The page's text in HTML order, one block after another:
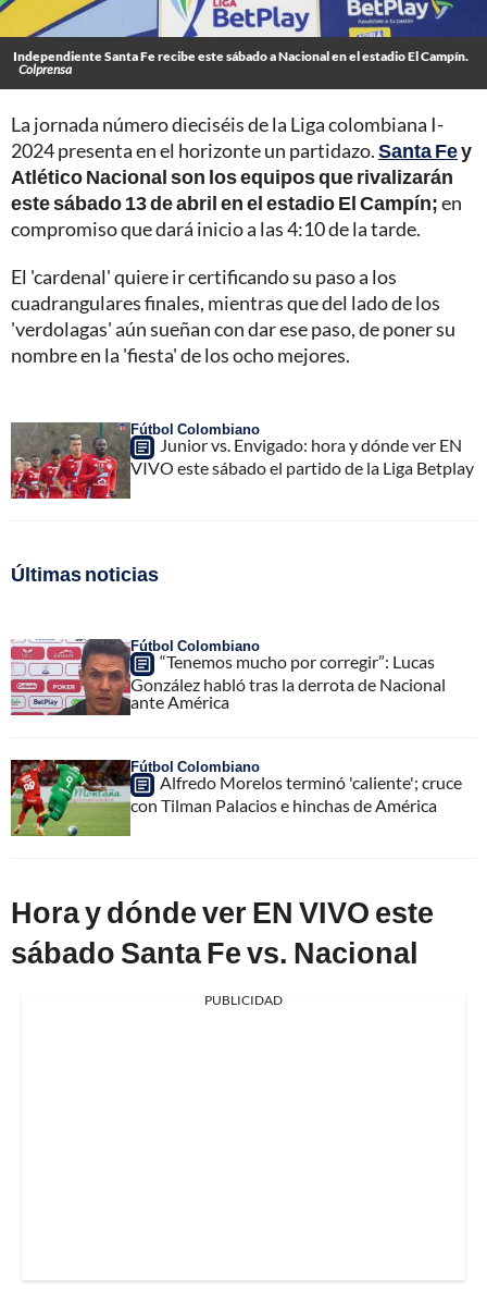
Independiente Santa Fe recibe este sábado a Nacional en el estadio El Campín.
Colprensa
La jornada número dieciséis de la Liga colombiana I-
2024 presenta en el horizonte un partidazo.Santa Fey
Atlético Nacional son los equipos que rivalizarán
este sábado 13 de abril en el estadio El Campín;en
compromiso que dará inicio a las 4:10 de la tarde.
El 'cardenal' quiere ir certificando su paso a los
cuadrangulares finales, mientras que del lado de los
'verdolagas' aún sueñan con dar ese paso, de poner su
nombre en la 'fiesta' de los ocho mejores.
Fútbol Colombiano
Junior vs. Envigado: hora y dónde ver EN
VIVO este sábado el partido de la Liga Betplay
Últimas noticias
Fútbol Colombiano
“Tenemos mucho por corregir”: Lucas
González habló tras la derrota de Nacional
ante América
Fútbol Colombiano
Alfredo Morelos terminó 'caliente'; cruce
con Tilman Palacios e hinchas de América
Hora y dónde ver EN VIVO este
sábado Santa Fe vs. Nacional
PUBLICIDAD